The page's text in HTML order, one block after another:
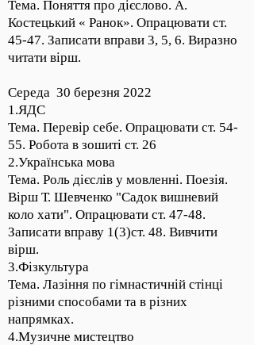
Тема. Поняття про дієслово. А.
Костецький « Ранок». Опрацювати ст.
45-47. Записати вправи 3, 5, 6. Виразно
читати вірш.
Середа 30 березня 2022
1.ЯДС
Тема. Перевір себе. Опрацювати ст. 54-
55. Робота в зошиті ст. 26
2.Українська мова
Тема. Роль дієслів у мовленні. Поезія.
Вірш Т. Шевченко "Садок вишневий
коло хати". Опрацювати ст. 47-48.
Записати вправу 1(3)ст. 48. Вивчити
вірш.
3.Фізкультура
Тема. Лазіння по гімнастичній стінці
різними способами та в різних
напрямках.
4.Музичне мистецтво